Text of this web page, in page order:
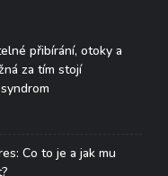
přibírání, otoky a
za tím stojí
Co to je a jak mu